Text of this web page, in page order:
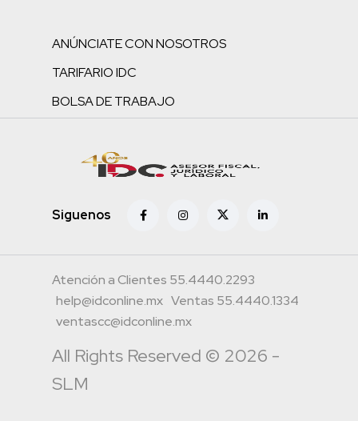
ANÚNCIATE CON NOSOTROS
TARIFARIO IDC
BOLSA DE TRABAJO
Siguenos
Atención a Clientes 55.4440.2293
help@idconline.mx Ventas 55.4440.1334
ventascc@idconline.mx
All Rights Reserved © 2026 -
SLM